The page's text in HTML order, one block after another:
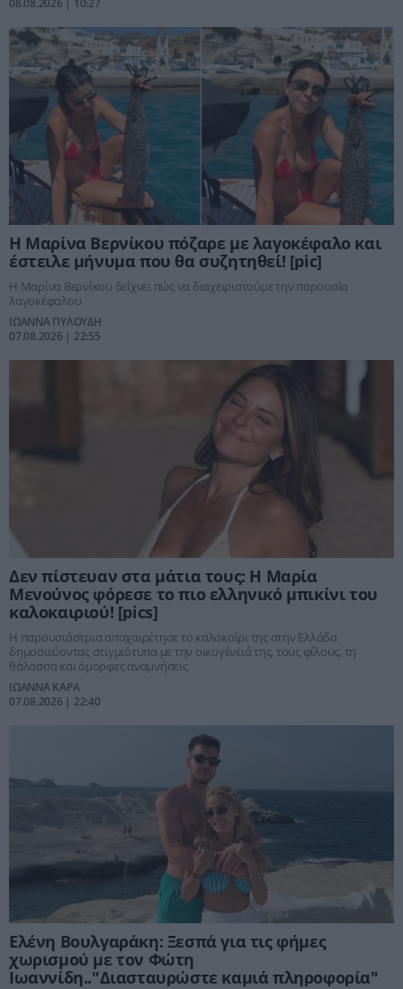
Η Μαρίνα Βερνίκου πόζαρε με λαγοκέφαλο και
έστειλε μήνυμα που θα συζητηθεί! [pic]
Η Μαρίνα Βερνίκου δείχνει πώς να διαχειριστούμε την παρουσία
λαγοκέφαλου
ΙΩΑΝΝΑ ΠΥΛΟΥΔΗ
07.08.2026 | 22:55
Δεν πίστευαν στα μάτια τους: Η Μαρία
Μενούνος φόρεσε το πιο ελληνικό μπικίνι του
καλοκαιριού! [pics]
Η παρουσιάστρια αποχαιρέτησε το καλοκαίρι της στην Ελλάδα
δημοσιεύοντας στιγμιότυπα με την οικογένειά της, τους φίλους, τη
θάλασσα και όμορφες αναμνήσεις
ΙΩΑΝΝΑ ΚΑΡΑ
07.08.2026 | 22:40
Ελένη Βουλγαράκη: Ξεσπά για τις φήμες
χωρισμού με τον Φώτη
Ιωαννίδη.."Διασταυρώστε καμιά πληροφορία"